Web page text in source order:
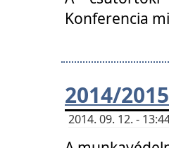
Konferencia
2014/
2014. 09. 12. -